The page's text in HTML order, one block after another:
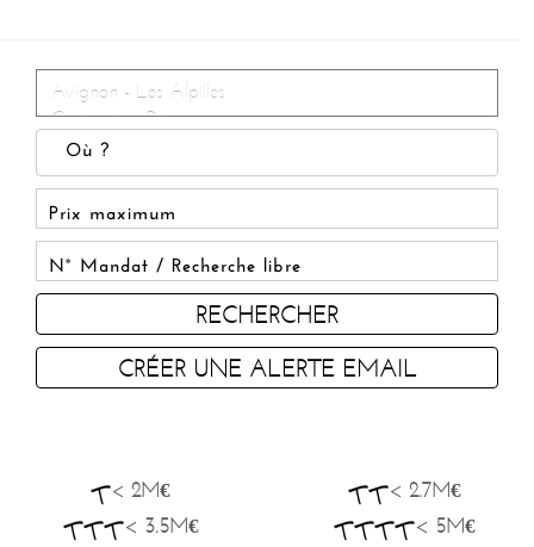
RECHERCHER
CRÉER UNE ALERTE EMAIL
< 2M€
< 2.7M€
< 3.5M€
< 5M€